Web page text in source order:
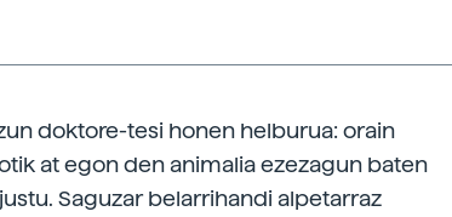
doktore-tesi honen helburua: orain
at egon den animalia ezezagun baten
Saguzar belarrihandi alpetarraz